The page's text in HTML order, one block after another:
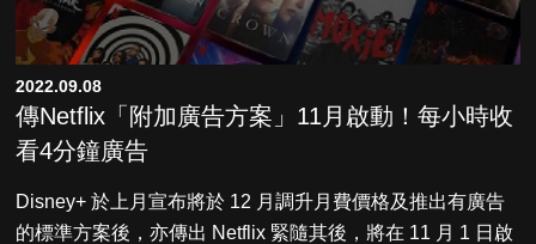
2022.09.08
傳Netflix「附加廣告方案」11月啟動！每小時收
看4分鐘廣告
Disney+ 於上月宣布將於 12 月調升月費價格及推出有廣告
的標準方案後，亦傳出 Netflix 緊隨其後，將在 11 月 1 日啟